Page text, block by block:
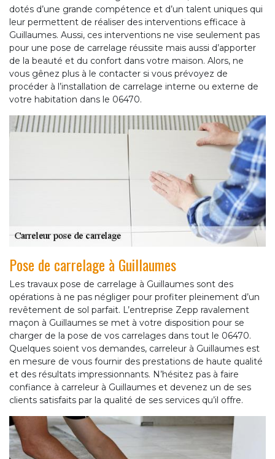
dotés d’une grande compétence et d’un talent uniques qui
leur permettent de réaliser des interventions efficace à
Guillaumes. Aussi, ces interventions ne vise seulement pas
pour une pose de carrelage réussite mais aussi d’apporter
de la beauté et du confort dans votre maison. Alors, ne
vous gênez plus à le contacter si vous prévoyez de
procéder à l’installation de carrelage interne ou externe de
votre habitation dans le 06470.
Pose de carrelage à Guillaumes
Les travaux pose de carrelage à Guillaumes sont des
opérations à ne pas négliger pour profiter pleinement d’un
revêtement de sol parfait. L’entreprise Zepp ravalement
maçon à Guillaumes se met à votre disposition pour se
charger de la pose de vos carrelages dans tout le 06470.
Quelques soient vos demandes, carreleur à Guillaumes est
en mesure de vous fournir des prestations de haute qualité
et des résultats impressionnants. N’hésitez pas à faire
confiance à carreleur à Guillaumes et devenez un de ses
clients satisfaits par la qualité de ses services qu’il offre.